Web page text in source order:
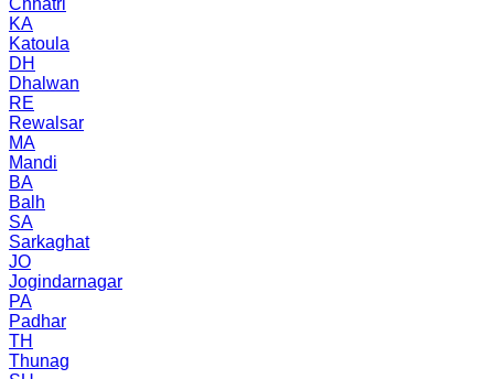
KA
Katoula
DH
Dhalwan
RE
Rewalsar
MA
Mandi
BA
Balh
SA
Sarkaghat
JO
Jogindarnagar
PA
Padhar
TH
Thunag